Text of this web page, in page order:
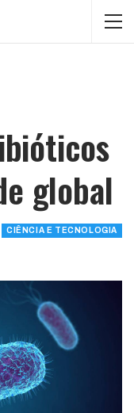
global
CIÊNCIA E TECNOLOGIA